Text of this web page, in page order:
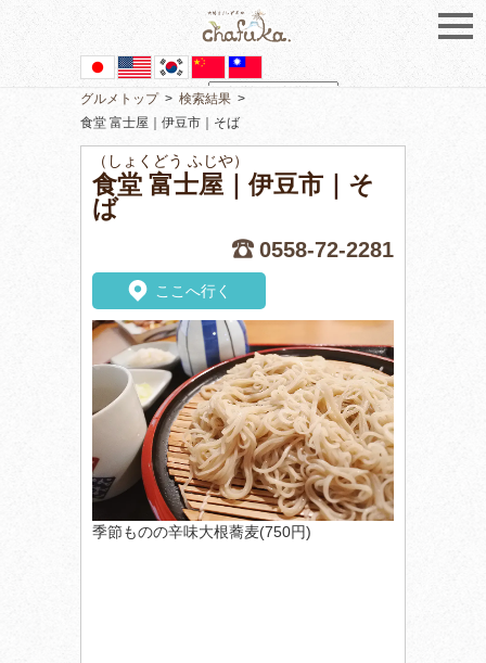
Powered by
グルメトップ> 検索結果 >
食堂 富士屋｜伊豆市｜そば
（しょくどう ふじや）
食堂 富士屋｜伊豆市｜そ
ば
0558-72-2281
ここへ行く
季節ものの辛味大根蕎麦(750円)